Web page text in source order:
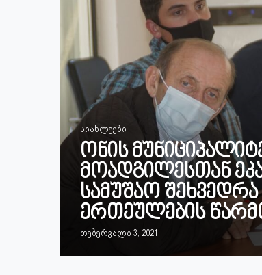
სიახლეები
ონის
მოადგილესთან
სამუშაო
ერთეულების
თებერვალი 3, 2021